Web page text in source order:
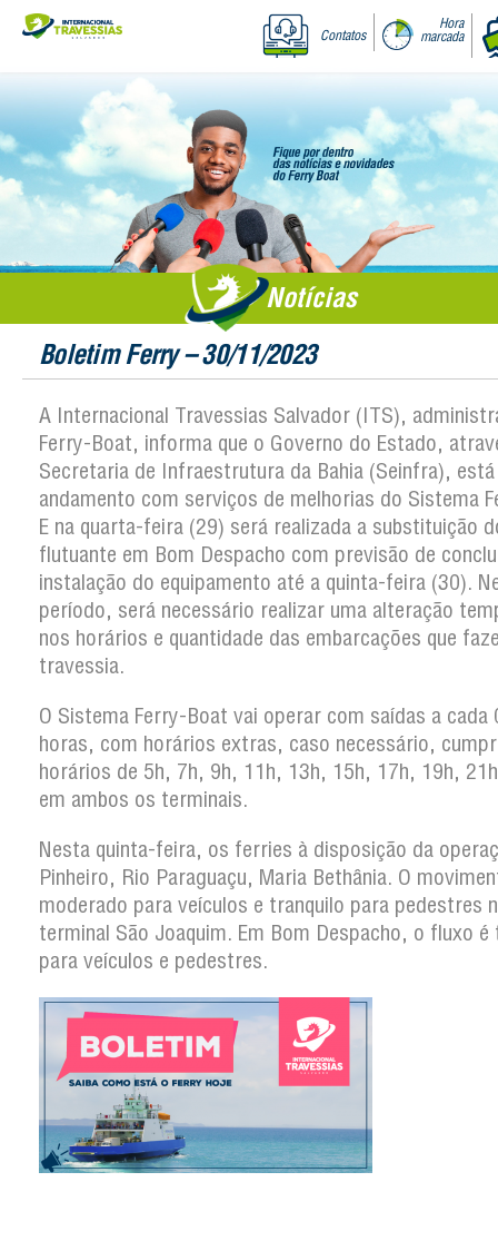
Contatos
Hora
marcada
Notícias
Boletim Ferry – 30/11/2023
A Internacional Travessias Salvador (ITS),
Ferry-Boat, informa que o Governo do Estado,
Secretaria de Infraestrutura da Bahia (Seinfra),
andamento com serviços de melhorias do Sistema
E na quarta-feira (29) será realizada a substituição
flutuante em Bom Despacho com previsão de
instalação do equipamento até a quinta-feira (30).
período, será necessário realizar uma alteração
nos horários e quantidade das embarcações que
travessia.
O Sistema Ferry-Boat vai operar com saídas a cada
horas, com horários extras, caso necessário,
horários de 5h, 7h, 9h, 11h, 13h, 15h, 17h, 19h,
em ambos os terminais.
Nesta quinta-feira, os ferries à disposição da
Pinheiro, Rio Paraguaçu, Maria Bethânia. O
moderado para veículos e tranquilo para pedestres
terminal São Joaquim. Em Bom Despacho, o fluxo é
para veículos e pedestres.